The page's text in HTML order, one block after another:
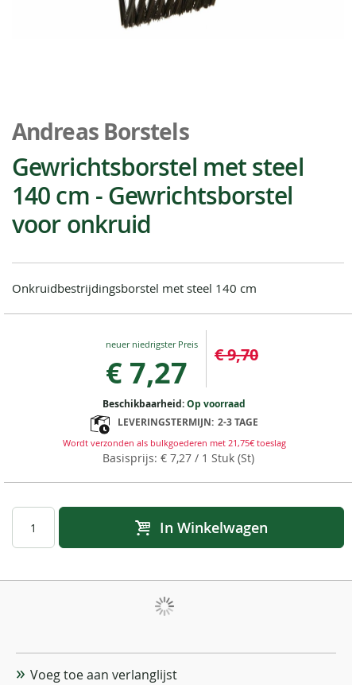
naar
het
begin
van
de
gallerij
Andreas Borstels
Gewrichtsborstel met steel
140 cm - Gewrichtsborstel
voor onkruid
Onkruidbestrijdingsborstel met steel 140 cm
Special
€ 7,27 € 9,70
€ 7,27/ 1 Stuk (St)
Beschikbaarheid:Op voorraad
LEVERINGSTERMIJN: 2-3 TAGE
Wordt verzonden als bulkgoederen met 21,75€ toeslag
In Winkelwagen
Voeg toe aan verlanglijst